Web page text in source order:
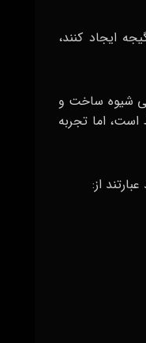
ایجاد کنند،
شیوه ساخت و
است، اما تجربه
از: